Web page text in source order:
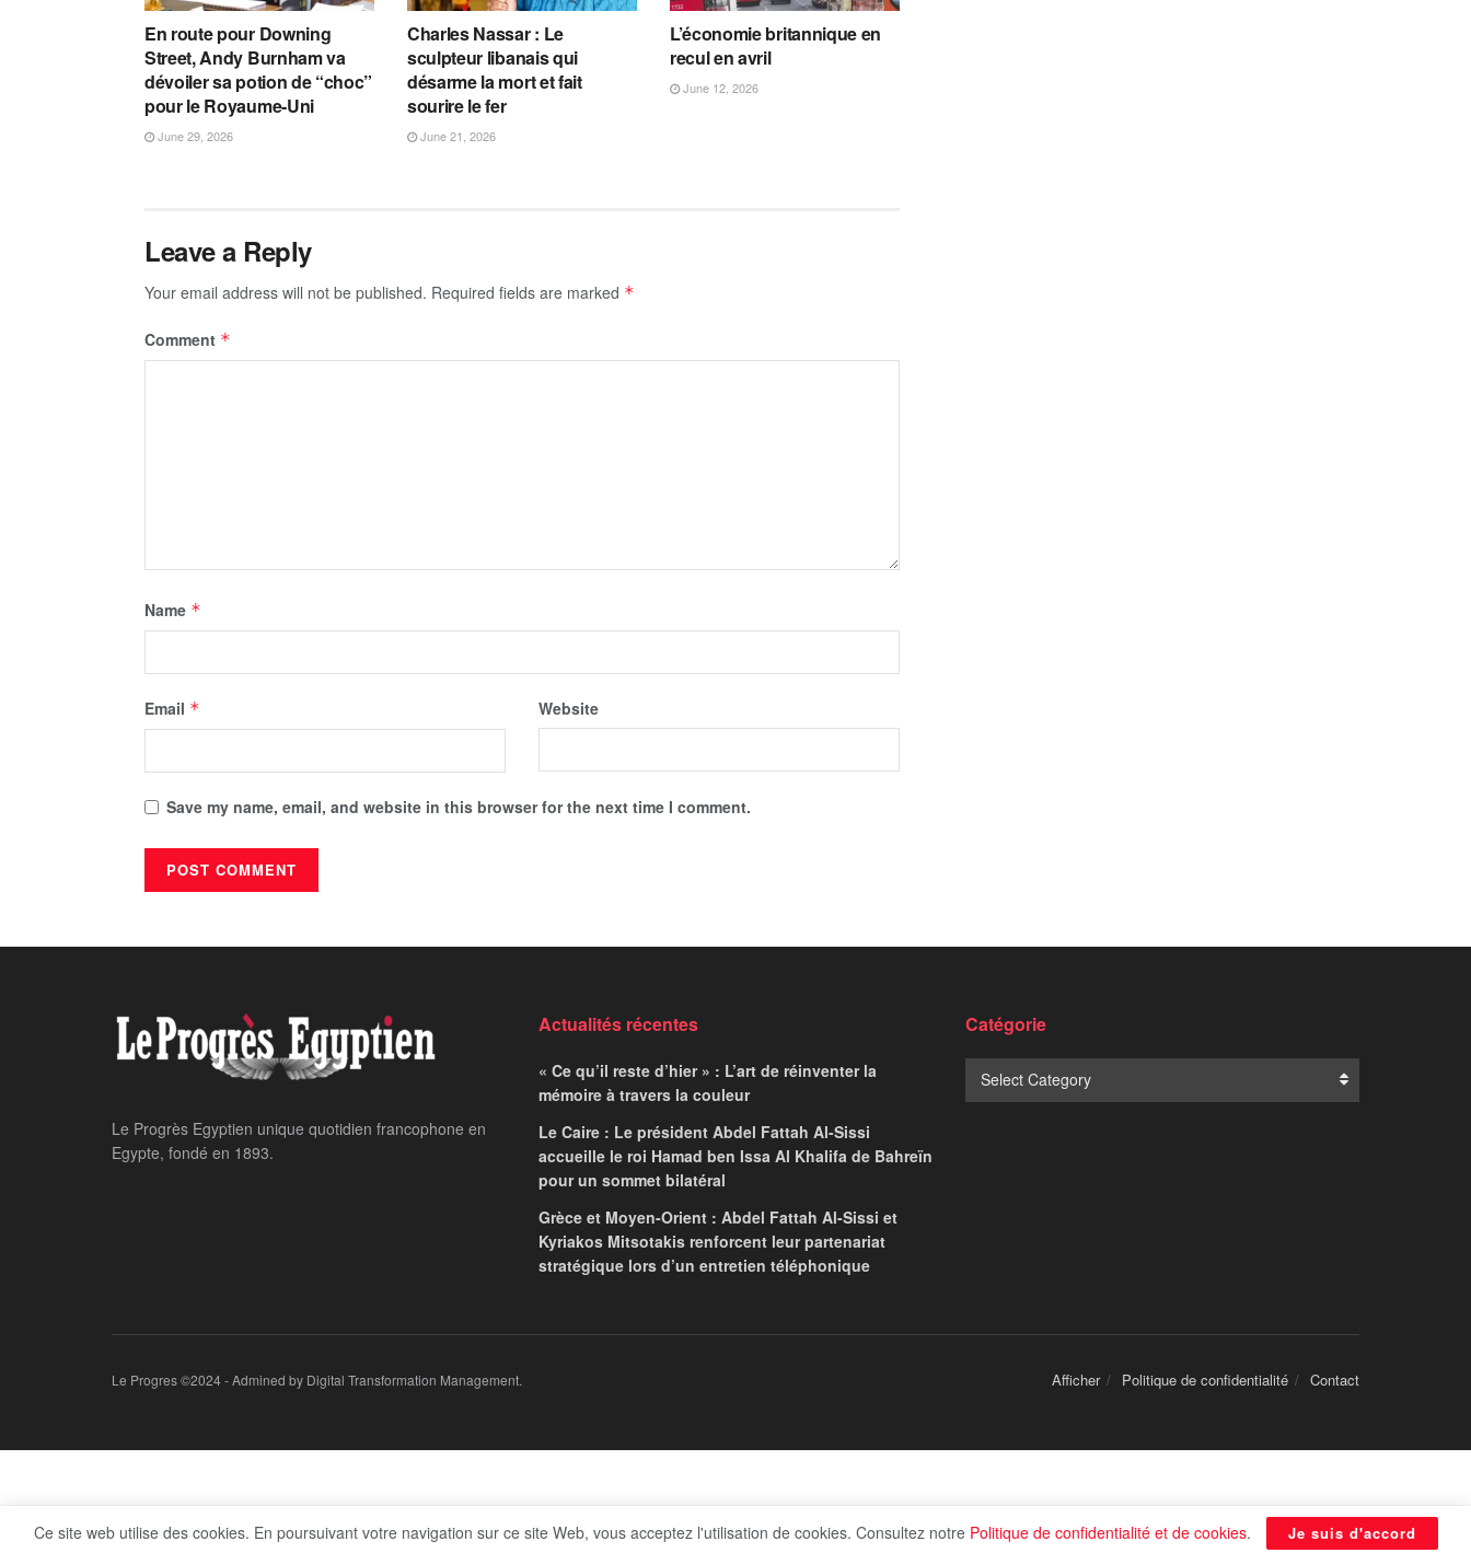
En route pour Downing
Street, Andy Burnham va
dévoiler sa potion de “choc”
pour le Royaume-Uni
June 29, 2026
Charles Nassar : Le
sculpteur libanais qui
désarme la mort et fait
sourire le fer
June 21, 2026
L’économie britannique en
recul en avril
June 12, 2026
Leave a Reply
Your email address will not be published. Required fields are marked *
Comment *
Name *
Email * Website
Save my name, email, and website in this browser for the next time I comment.
Analyses
Trump promet qu’il ne laissera pas
Israël annexer la Cisjordanie
Analyses
Translate:
Ce site web utilise des cookies. En poursuivant votre navigation sur ce site Web, vous acceptez l'utilisation de cookies. Consultez notre Politique de confidentialité et de cookies. Je suis d'accord